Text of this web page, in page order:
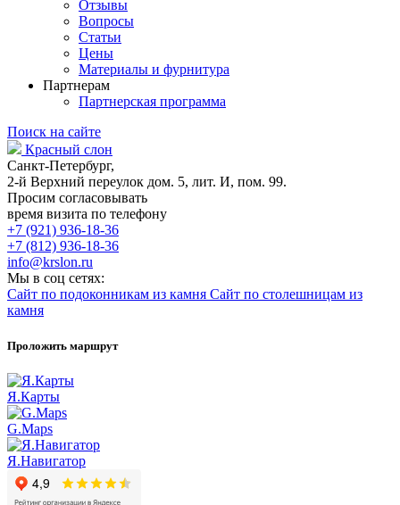
Отзывы
Вопросы
Статьи
Цены
Материалы и фурнитура
Партнерам
Партнерская программа
Поиск на сайте
Красный слон
Санкт-Петербург,
2-й Верхний переулок дом. 5, лит. И, пом. 99.
Просим согласовывать
время визита по телефону
+7 (921) 936-18-36
+7 (812) 936-18-36
info@krslon.ru
Мы в соц сетях:
Сайт по подоконникам из камня Сайт по столешницам из
камня
Проложить маршрут
Я.Карты
G.Maps
Я.Навигатор